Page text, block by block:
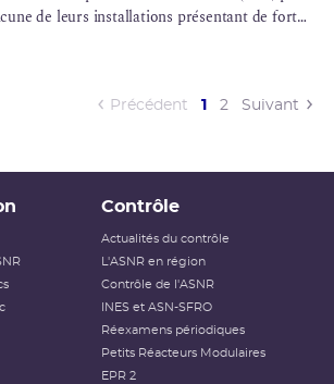
de leurs installations présentant de forts
pour les réacteurs de puissance ont en
du cycle et les installations de
Les évaluations complémentaires de
les marges de sûreté dont disposent
installations vis-à-vis des risques extrêmes tels
le séisme et l’inondation.
Précédent 1 (current)
2 Suivant
Contrôle
Actualités du contrôle
L'ASNR en région
Contrôle de l'ASNR
INES et ASN-SFRO
Réexamens périodiques
Petits Réacteurs Modulaires
EPR 2